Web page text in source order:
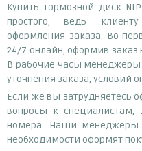
Купить тормозной диск
простого, ведь
оформления заказа. Во-
24/7 онлайн, оформив заказ
В рабочие часы менеджеры
уточнения заказа, условий
Если же вы затрудняетесь
вопросы к специалистам,
номера. Наши менеджеры
необходимости оформят